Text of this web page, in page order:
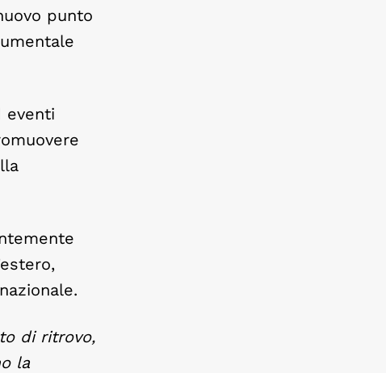
punto
eventi
di ritrovo,
la